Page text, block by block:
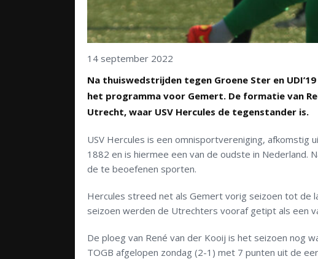
14 september 2022
Na thuiswedstrijden tegen Groene Ster en
het programma voor Gemert. De formatie van
Utrecht, waar USV Hercules de tegenstander is.
USV Hercules is een omnisportvereniging, afkomstig
1882 en is hiermee een van de oudste in Nederland.
de te beoefenen sporten.
Hercules streed net als Gemert vorig seizoen tot de
seizoen werden de Utrechters vooraf getipt als een
De ploeg van René van der Kooij is het seizoen nog
TOGB afgelopen zondag (2-1) met 7 punten uit de